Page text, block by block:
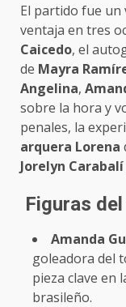
El partido fue
ventaja en tres
Caicedo, el
de Mayra
Angelina,
sobre la hora y
penales, la
arquera Lorena
Jorelyn Carabalí
Figuras
Amanda
goleadora del
pieza clave en
brasileño.